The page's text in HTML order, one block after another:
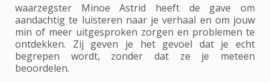
waarzegster Minoe Astrid heeft de gave om
aandachtig te luisteren naar je verhaal en om jouw
min of meer uitgesproken zorgen en problemen te
ontdekken. Zij geven je het gevoel dat je echt
begrepen wordt, zonder dat ze je meteen
beoordelen.